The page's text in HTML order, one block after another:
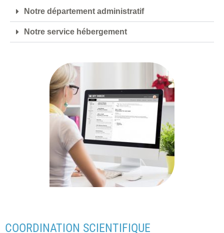
Notre département administratif
Notre service hébergement
COORDINATION SCIENTIFIQUE